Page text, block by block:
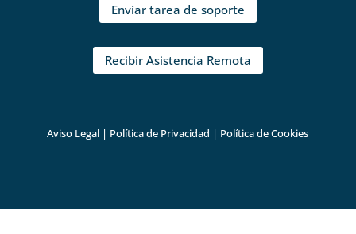
Envíar tarea de soporte
Recibir Asistencia Remota
Aviso Legal | Política de Privacidad | Política de Cookies